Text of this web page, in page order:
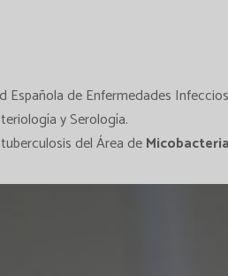
Española de Enfermedades
y Serología.
del Área de